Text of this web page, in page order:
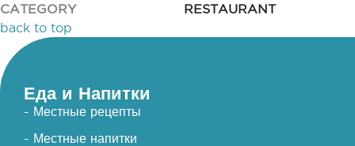
CATEGORY
RESTAURANT
back to top
Еда и Напитки
- Местные рецепты
- Местные напитки